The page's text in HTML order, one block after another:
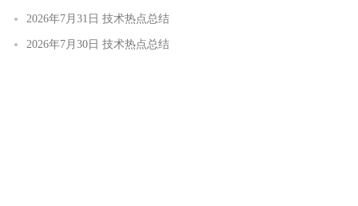
2026年7月31日 技术热点总结
2026年7月30日 技术热点总结